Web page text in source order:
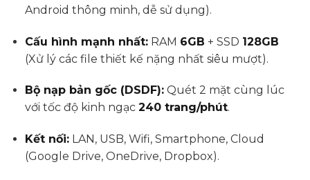
Android thông minh,dễ sử dụng).
Cấu hình mạnh nhất:RAM 6GB + SSD 128GB
(Xử lý các file thiết kế nặng nhất siêu mượt).
Bộ nạp bản gốc (DSDF):Quét 2 mặt cùng lúc
với tốc độ kinh ngạc 240 trang/phút.
Kết nối:LAN, USB, Wifi, Smartphone, Cloud
(Google Drive, OneDrive, Dropbox).